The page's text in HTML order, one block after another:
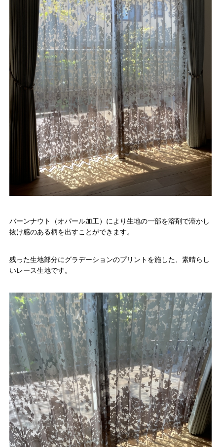
バーンナウト（オパール加工）により生地の一部を溶剤で溶かし
抜け感のある柄を出すことができます。
残った生地部分にグラデーションのプリントを施した、素晴らし
いレース生地です。